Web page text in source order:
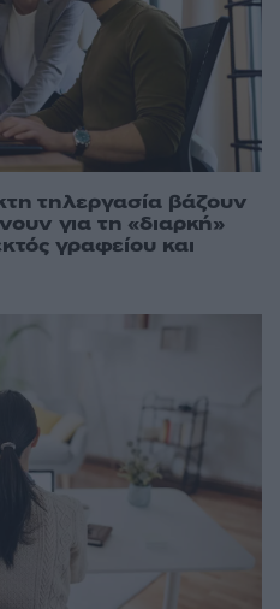
τηλεργασία βάζουν
για τη «διαρκή»
γραφείου και